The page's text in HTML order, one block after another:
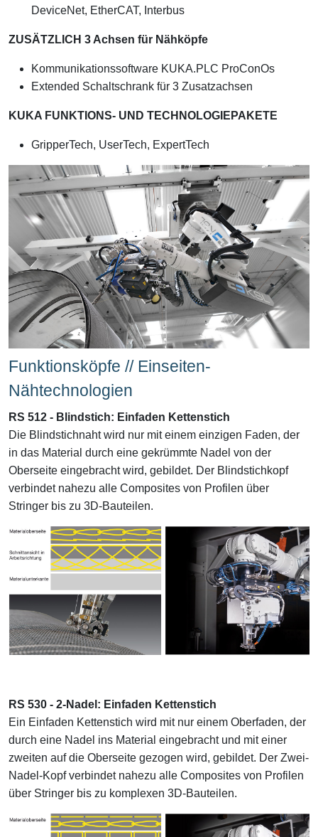
DeviceNet, EtherCAT, Interbus
ZUSÄTZLICH 3 Achsen für Nähköpfe
Kommunikationssoftware KUKA.PLC ProConOs
Extended Schaltschrank für 3 Zusatzachsen
KUKA FUNKTIONS- UND TECHNOLOGIEPAKETE
GripperTech, UserTech, ExpertTech
Funktionsköpfe // Einseiten-
Nähtechnologien
RS 512 - Blindstich: Einfaden Kettenstich
Die Blindstichnaht wird nur mit einem einzigen Faden, der
in das Material durch eine gekrümmte Nadel von der
Oberseite eingebracht wird, gebildet. Der Blindstichkopf
verbindet nahezu alle Composites von Profilen über
Stringer bis zu 3D-Bauteilen.
RS 530 - 2-Nadel: Einfaden Kettenstich
Ein Einfaden Kettenstich wird mit nur einem Oberfaden, der
durch eine Nadel ins Material eingebracht und mit einer
zweiten auf die Oberseite gezogen wird, gebildet. Der Zwei-
Nadel-Kopf verbindet nahezu alle Composites von Profilen
über Stringer bis zu komplexen 3D-Bauteilen.